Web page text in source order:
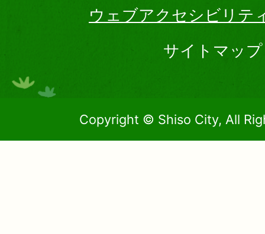
ウェブアクセシビリテ
サイトマップ
Copyright © Shiso City, All